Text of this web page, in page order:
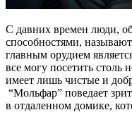
С давних времен люди,
способностями,
главным орудием
все могу посетить столь
имеет лишь чистые и
“Мольфар” поведает
в отдаленном домике,